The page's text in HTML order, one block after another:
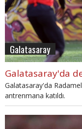
Galatasaray
Galatasaray'da
Galatasaray'da
antrenmana katıldı.